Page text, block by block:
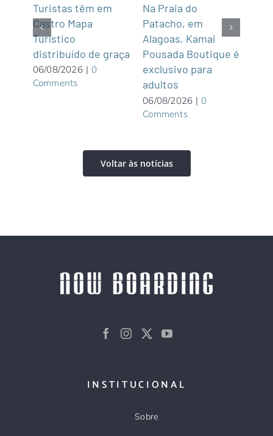
Turistas têm em
Castro Mapa
Turístico
distribuído de graça
06/08/2026 | 0
Comments
Na Praia do
Patacho, em
Alagoas, Kamai
Pousada Boutique é
exclusivo para
adultos
06/08/2026 | 0
Comments
Voltar às notícias
INSTITUCIONAL
Sobre